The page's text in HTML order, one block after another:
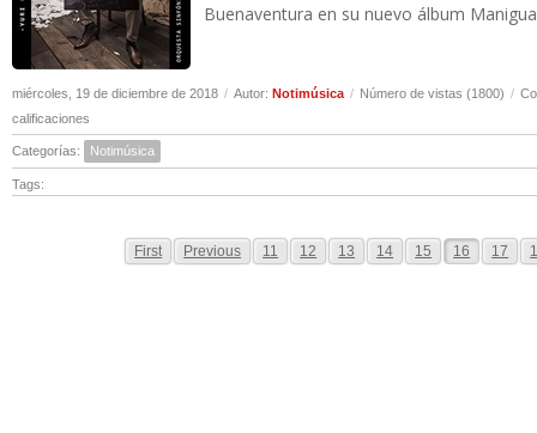
Buenaventura en su nuevo álbum
miércoles, 19 de diciembre de 2018 / Autor: Notimúsica / Número de vistas (1800) /
calificaciones
Categorías: Notimúsica
Tags:
First Previous 11 12 13 14 15 16 17